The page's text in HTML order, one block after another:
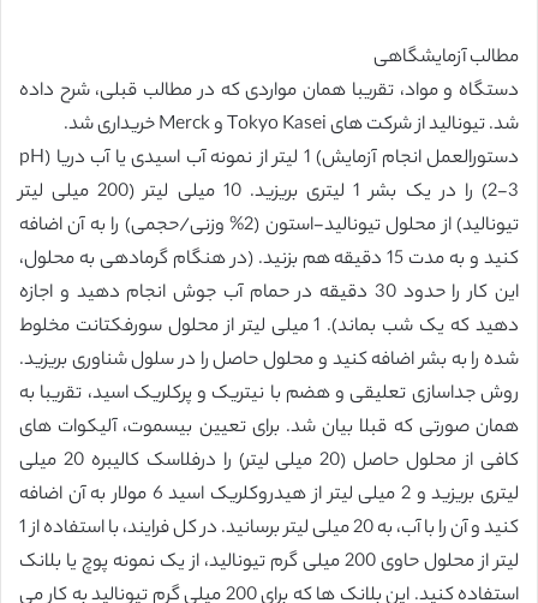
مطالب آزمایشگاهی
دستگاه و مواد، تقریبا همان مواردی که در مطالب قبلی، شرح داده
شد. تیونالید از شرکت های Tokyo Kasei و Merck خریداری شد.
دستورالعمل انجام آزمایش) 1 لیتر از نمونه آب اسیدی یا آب دریا (pH
2-3) را در یک بشر 1 لیتری بریزید. 10 میلی لیتر (200 میلی لیتر
تیونالید) از محلول تیونالید-استون (2% وزنی/حجمی) را به آن اضافه
کنید و به مدت 15 دقیقه هم بزنید. (در هنگام گرمادهی به محلول،
این کار را حدود 30 دقیقه در حمام آب جوش انجام دهید و اجازه
دهید که یک شب بماند). 1 میلی لیتر از محلول سورفکتانت مخلوط
شده را به بشر اضافه کنید و محلول حاصل را در سلول شناوری بریزید.
روش جداسازی تعلیقی و هضم با نیتریک و پرکلریک اسید، تقریبا به
همان صورتی که قبلا بیان شد. برای تعیین بیسموت، آلیکوات های
کافی از محلول حاصل (20 میلی لیتر) را درفلاسک کالیبره 20 میلی
لیتری بریزید و 2 میلی لیتر از هیدروکلریک اسید 6 مولار به آن اضافه
کنید و آن را با آب، به 20 میلی لیتر برسانید. در کل فرایند، با استفاده از 1
لیتر از محلول حاوی 200 میلی گرم تیونالید، از یک نمونه پوچ یا بلانک
استفاده کنید. این بلانک ها که برای 200 میلی گرم تیونالید به کار می